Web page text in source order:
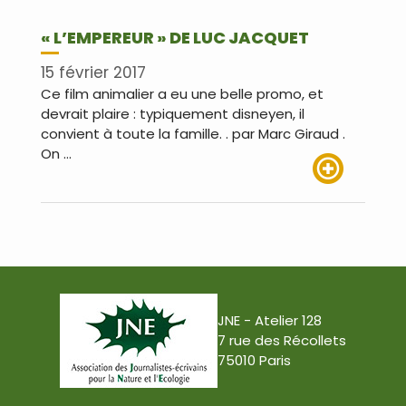
« L’EMPEREUR » DE LUC JACQUET
15 février 2017
Ce film animalier a eu une belle promo, et
devrait plaire : typiquement disneyen, il
convient à toute la famille. . par Marc Giraud .
On …
JNE - Atelier 128
7 rue des Récollets
75010 Paris